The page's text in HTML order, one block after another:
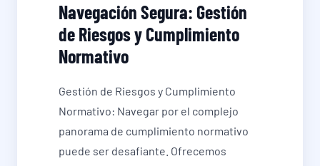
Navegación Segura: Gestión
de Riesgos y Cumplimiento
Normativo
Gestión de Riesgos y Cumplimiento
Normativo: Navegar por el complejo
panorama de cumplimiento normativo
puede ser desafiante. Ofrecemos